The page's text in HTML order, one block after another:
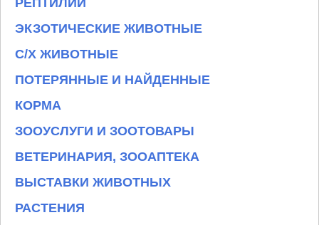
ЭКЗОТИЧЕСКИЕ ЖИВОТНЫЕ
С/Х ЖИВОТНЫЕ
ПОТЕРЯННЫЕ И НАЙДЕННЫЕ
КОРМА
ЗООУСЛУГИ И ЗООТОВАРЫ
ВЕТЕРИНАРИЯ, ЗООАПТЕКА
ВЫСТАВКИ ЖИВОТНЫХ
РАСТЕНИЯ